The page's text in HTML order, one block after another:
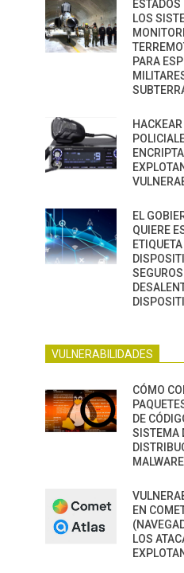
LOS
PARA
EL
QUIERE
VULNERABILIDADES
CÓMO
DE
SISTEMA
MALWARE
EN
LOS